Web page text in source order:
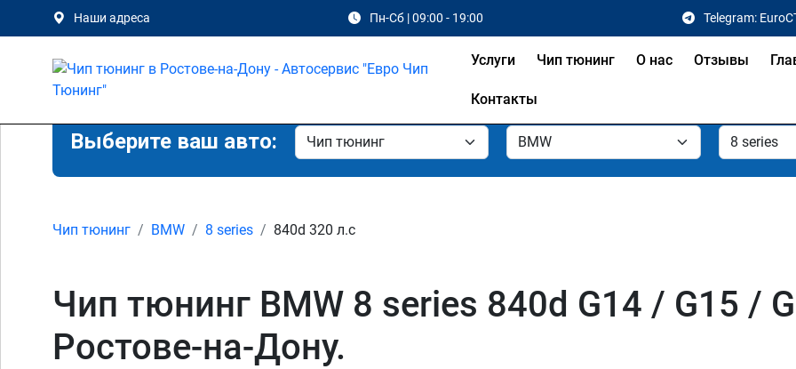
Наши адреса Пн-Сб | 09:00 - 19:00 Telegram:
Услуги Чип тюнинг О нас Отзывы
Контакты
Выберите ваш авто:
Чип тюнинг BMW 8 series 840d 320 л.с
Чип тюнинг BMW 8 series 840d G14 / G15 /
Ростове-на-Дону.